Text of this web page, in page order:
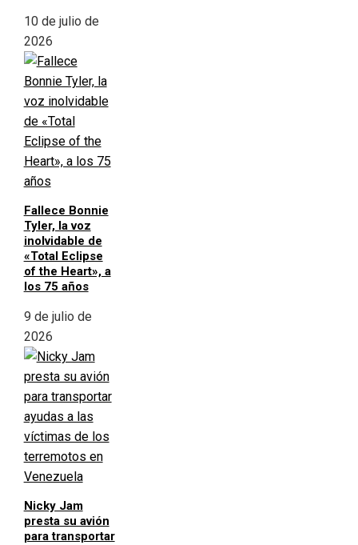
10 de julio de
2026
Fallece Bonnie
Tyler, la voz
inolvidable de
«Total Eclipse
of the Heart», a
los 75 años
9 de julio de
2026
Nicky Jam
presta su avión
para transportar